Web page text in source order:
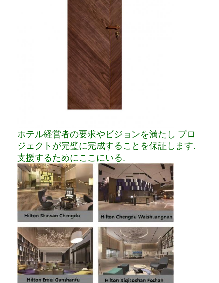
ホテル経営者の要求やビジョンを満たし プロ
ジェクトが完璧に完成することを保証します.
支援するためにここにいる.